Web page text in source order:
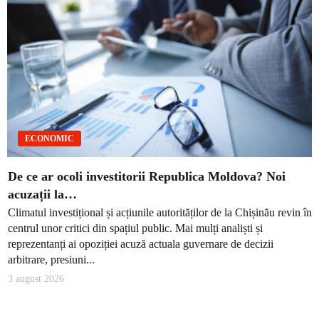
ECONOMIC
De ce ar ocoli investitorii Republica Moldova? Noi
acuzații la…
Climatul investițional și acțiunile autorităților de la Chișinău revin în
centrul unor critici din spațiul public. Mai mulți analiști și
reprezentanți ai opoziției acuză actuala guvernare de decizii
arbitrare, presiuni...
3 august 2026